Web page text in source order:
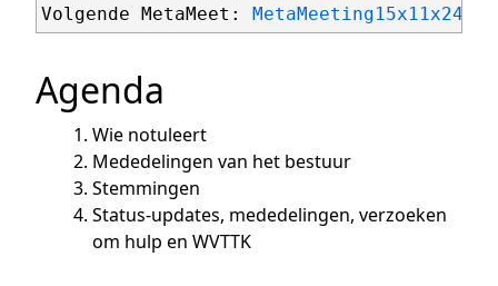
Volgende MetaMeet:
MetaMeeting15x11x24
Agenda
Wie notuleert
Mededelingen van het bestuur
Stemmingen
Status-updates, mededelingen, verzoeken
om hulp en WVTTK